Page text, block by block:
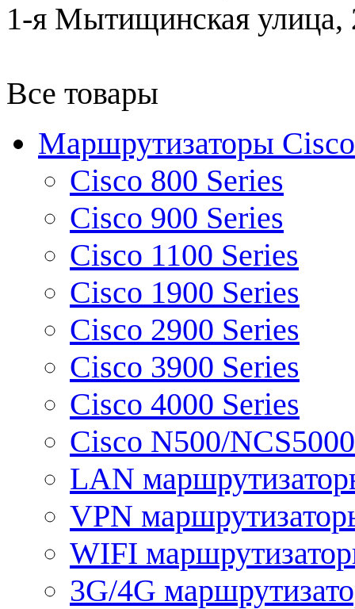
1-я Мытищинская улица,
Все товары
Маршрутизаторы Cisco
Cisco 800 Series
Cisco 900 Series
Cisco 1100 Series
Cisco 1900 Series
Cisco 2900 Series
Cisco 3900 Series
Cisco 4000 Series
Cisco N500/
LAN
VPN
WIFI
3G/4G